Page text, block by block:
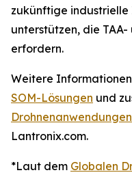
zukünftige industrielle
unterstützen, die
erfordern.
Weitere
SOM-Lösungen und
Drohnenanwendungen
Lantronix.com.
*Laut dem Globalen